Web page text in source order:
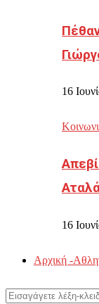
16
16
Αρχική -
Search